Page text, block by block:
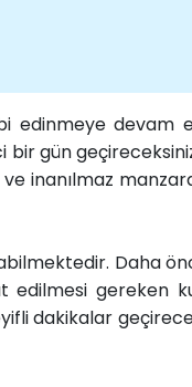
devam
gün
inanılmaz
Daha
edilmesi gereken
dakikalar